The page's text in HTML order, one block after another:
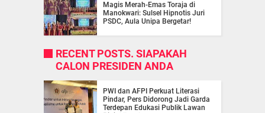
Magis Merah-Emas Toraja di
Manokwari: Sulsel Hipnotis Juri
PSDC, Aula Unipa Bergetar!
RECENT POSTS. SIAPAKAH
CALON PRESIDEN ANDA
PWI dan AFPI Perkuat Literasi
Pindar, Pers Didorong Jadi Garda
Terdepan Edukasi Publik Lawan